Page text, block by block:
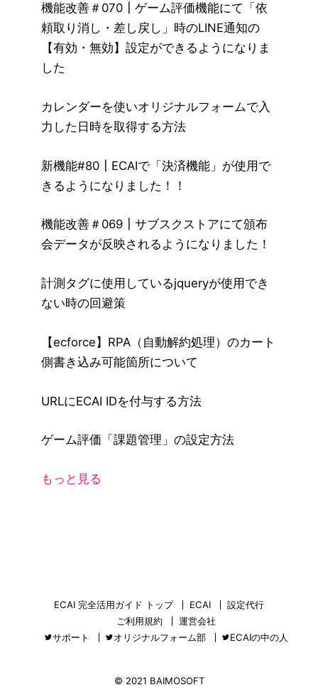
機能改善＃070┃ゲーム評価機能にて「依
頼取り消し・差し戻し」時のLINE通知の
【有効・無効】設定ができるようになりま
した
カレンダーを使いオリジナルフォームで入
力した日時を取得する方法
新機能#80┃ECAIで「決済機能」が使用で
きるようになりました！！
機能改善＃069┃サブスクストアにて頒布
会データが反映されるようになりました！
計測タグに使用しているjqueryが使用でき
ない時の回避策
【ecforce】RPA（自動解約処理）のカート
側書き込み可能箇所について
URLにECAI IDを付与する方法
ゲーム評価「課題管理」の設定方法
もっと見る
ECAI 完全活用ガイド トップ ECAI
設定代行
ご利用規約
運営会社
サポート
オリジナルフォーム部 ECAIの中の人
© 2021 BAIMOSOFT